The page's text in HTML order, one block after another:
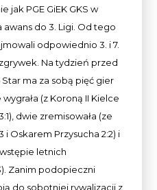
jak PGE GiEK GKS w
awans do 3. Ligi. Od tego
odpowiednio 3. i 7.
Na tydzień przed
ma za sobą pięć gier
(z Koroną II Kielce
dwie zremisowała (ze
i Oskarem Przysucha 2:2) i
letnich
Zanim podopieczni
do sobotniej rywalizacji z